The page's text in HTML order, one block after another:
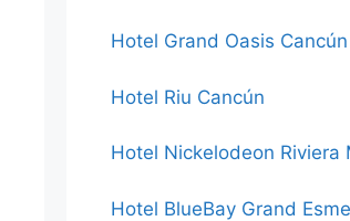
Hotel Grand Oasis Cancún
Hotel Riu Cancún
Hotel Nickelodeon Riviera
Hotel BlueBay Grand